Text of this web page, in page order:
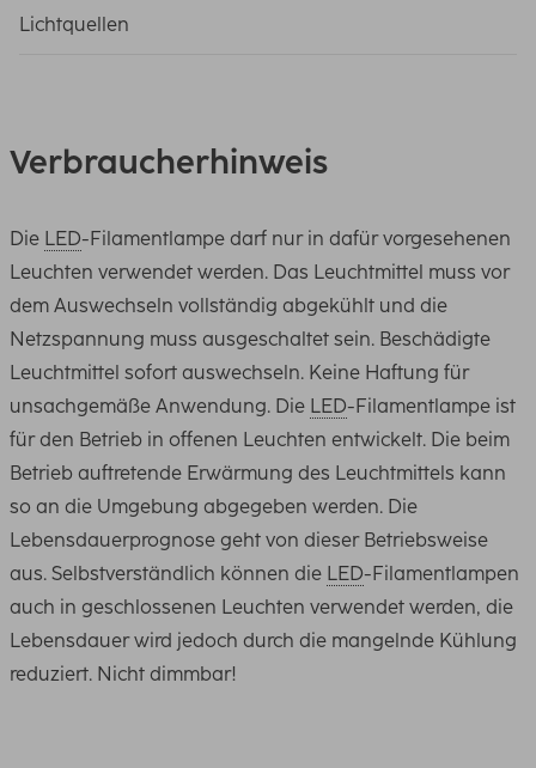
Lichtquellen
Verbraucherhinweis
Die LED-Filamentlampe darf nur in dafür vorgesehenen
Leuchten verwendet werden. Das Leuchtmittel muss vor
dem Auswechseln vollständig abgekühlt und die
Netzspannung muss ausgeschaltet sein. Beschädigte
Leuchtmittel sofort auswechseln. Keine Haftung für
unsachgemäße Anwendung. Die LED-Filamentlampe ist
für den Betrieb in offenen Leuchten entwickelt. Die beim
Betrieb auftretende Erwärmung des Leuchtmittels kann
so an die Umgebung abgegeben werden. Die
Lebensdauerprognose geht von dieser Betriebsweise
aus. Selbstverständlich können die LED-Filamentlampen
auch in geschlossenen Leuchten verwendet werden, die
Lebensdauer wird jedoch durch die mangelnde Kühlung
reduziert. Nicht dimmbar!